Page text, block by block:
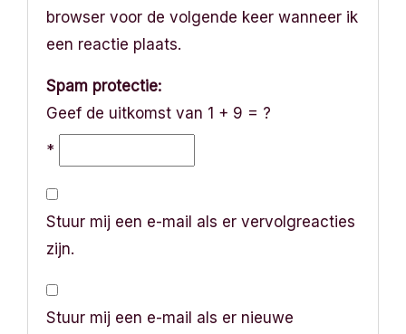
browser voor de volgende keer wanneer ik
een reactie plaats.
Spam protectie:
Geef de uitkomst van 1 + 9 = ?
*
Stuur mij een e-mail als er vervolgreacties
zijn.
Stuur mij een e-mail als er nieuwe